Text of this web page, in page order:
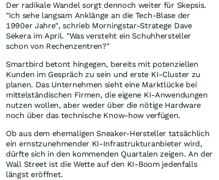
Der radikale Wandel sorgt dennoch weiter für Skepsis.
"Ich sehe langsam Anklänge an die Tech-Blase der
1990er Jahre", schrieb Morningstar-Stratege Dave
Sekera im April. "Was versteht ein Schuhhersteller
schon von Rechenzentren?"
Smartbird betont hingegen, bereits mit potenziellen
Kunden im Gespräch zu sein und erste KI-Cluster zu
planen. Das Unternehmen sieht eine Marktlücke bei
mittelständischen Firmen, die eigene KI-Anwendungen
nutzen wollen, aber weder über die nötige Hardware
noch über das technische Know-how verfügen.
Ob aus dem ehemaligen Sneaker-Hersteller tatsächlich
ein ernstzunehmender KI-Infrastrukturanbieter wird,
dürfte sich in den kommenden Quartalen zeigen. An der
Wall Street ist die Wette auf den KI-Boom jedenfalls
längst eröffnet.